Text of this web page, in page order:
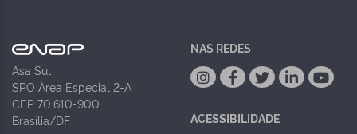
Asa Sul
SPO Área Especial 2-A
CEP 70.610-900
Brasília/DF
NAS REDES
ACESSIBILIDADE